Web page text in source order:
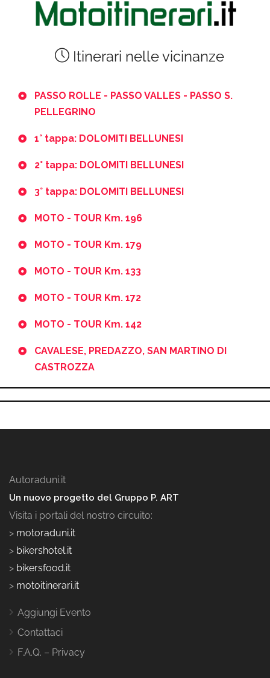
Itinerari nelle vicinanze
PASSO ROLLE - PASSO VALLES - PASSO S.
PELLEGRINO
1° tappa: DOLOMITI BELLUNESI
2° tappa: DOLOMITI BELLUNESI
3° tappa: DOLOMITI BELLUNESI
MOTO - TOUR Km. 196
MOTO - TOUR Km. 179
MOTO - TOUR Km. 133
MOTO - TOUR Km. 172
MOTO - TOUR Km. 142
CAVALESE, PREDAZZO, SAN MARTINO DI
CASTROZZA
Autoraduni.it
Un nuovo progetto del Gruppo P. ART
Visita i portali del nostro circuito:
> motoraduni.it
> bikershotel.it
> bikersfood.it
> motoitinerari.it
Aggiungi Evento
Contattaci
F.A.Q. – Privacy